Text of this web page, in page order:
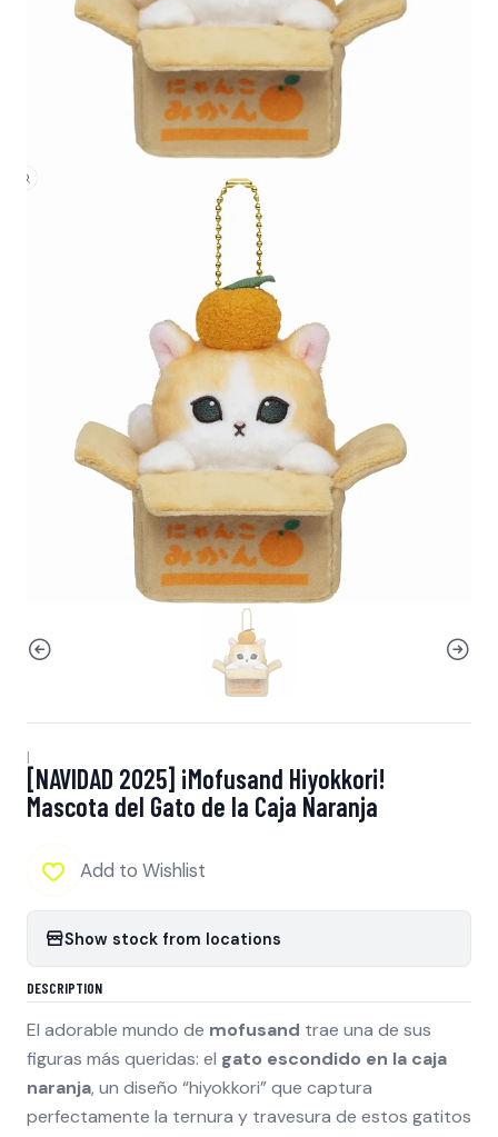
|
[NAVIDAD 2025] ¡Mofusand Hiyokkori!
Mascota del Gato de la Caja Naranja
Add to Wishlist
Show stock from locations
DESCRIPTION
El adorable mundo de mofusand trae una de sus
figuras más queridas: el gato escondido en la caja
naranja, un diseño “hiyokkori” que captura
perfectamente la ternura y travesura de estos gatitos